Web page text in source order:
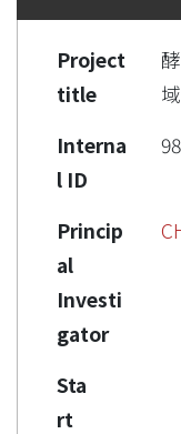
Project
title
Interna
l ID
Princip
al
Investi
gator
Sta
rt